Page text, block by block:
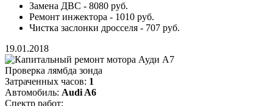
Замена ДВС - 8080 руб.
Ремонт инжектора - 1010 руб.
Чистка заслонки дросселя - 707 руб.
19.01.2018
Проверка лямбда зонда
Затраченных часов: 1
Автомобиль: Audi A6
Спектр работ: